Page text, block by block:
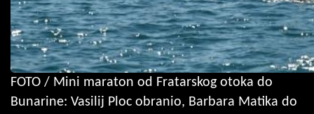
FOTO / Mini maraton od Fratarskog otoka do
Bunarine: Vasilij Ploc obranio, Barbara Matika do